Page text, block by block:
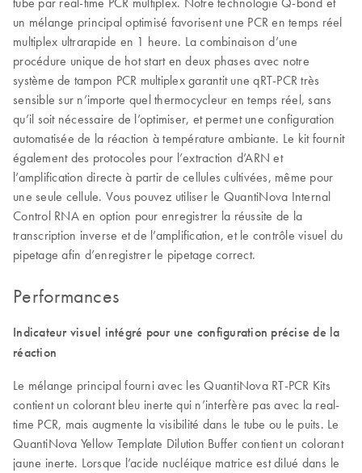
un mélange principal optimisé favorisent une PCR en temps réel
multiplex ultrarapide en 1 heure. La combinaison d’une
procédure unique de hot start en deux phases avec notre
système de tampon PCR multiplex garantit une qRT-PCR très
sensible sur n’importe quel thermocycleur en temps réel, sans
qu’il soit nécessaire de l’optimiser, et permet une configuration
automatisée de la réaction à température ambiante. Le kit fournit
également des protocoles pour l’extraction d’ARN et
l’amplification directe à partir de cellules cultivées, même pour
une seule cellule. Vous pouvez utiliser le QuantiNova Internal
Control RNA en option pour enregistrer la réussite de la
transcription inverse et de l’amplification, et le contrôle visuel du
pipetage afin d’enregistrer le pipetage correct.
Performances
Indicateur visuel intégré pour une configuration précise de la
réaction
Le mélange principal fourni avec les QuantiNova RT-PCR Kits
contient un colorant bleu inerte qui n’interfère pas avec la real-
time PCR, mais augmente la visibilité dans le tube ou le puits. Le
QuantiNova Yellow Template Dilution Buffer contient un colorant
jaune inerte. Lorsque l’acide nucléique matrice est dilué dans le